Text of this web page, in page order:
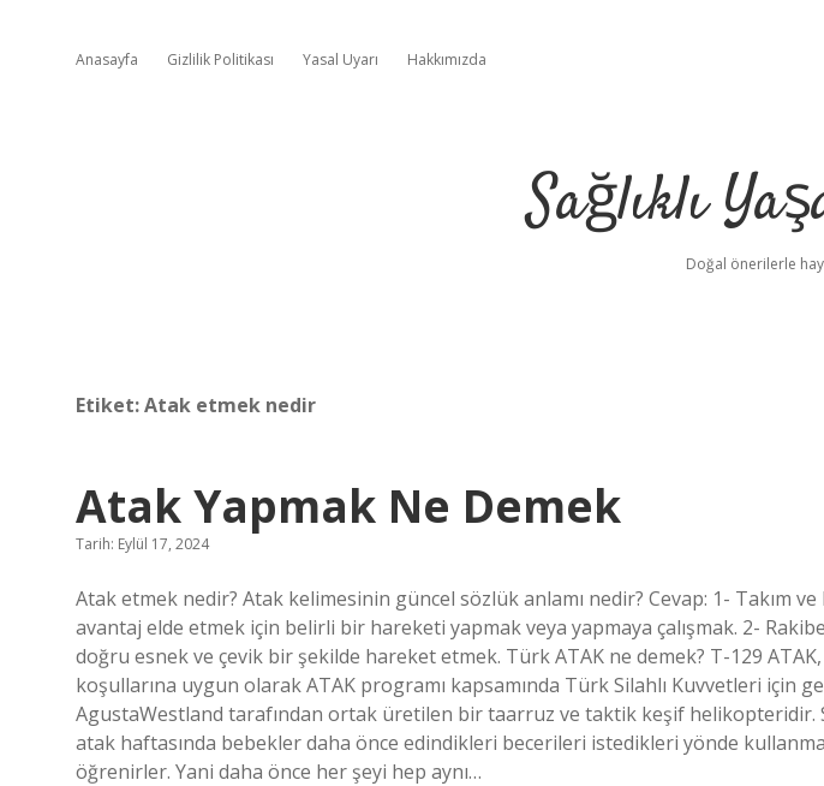
Anasayfa Gizlilik Politikası Yasal Uyarı Hakkımızda
Sağlıklı
Doğal önerilerle
Etiket:Atak etmek nedir
Atak Yapmak Ne Demek
Tarih: Eylül 17, 2024
Atak etmek nedir? Atak kelimesinin güncel sözlük anlamı nedir? Cevap: 1- Takım
avantaj elde etmek için belirli bir hareketi yapmak veya yapmaya çalışmak. 2-
doğru esnek ve çevik bir şekilde hareket etmek. Türk ATAK ne demek? T-129
koşullarına uygun olarak ATAK programı kapsamında Türk Silahlı Kuvvetleri için
AgustaWestland tarafından ortak üretilen bir taarruz ve taktik keşif helikopteridir.
atak haftasında bebekler daha önce edindikleri becerileri istedikleri yönde
öğrenirler. Yani daha önce her şeyi hep aynı…